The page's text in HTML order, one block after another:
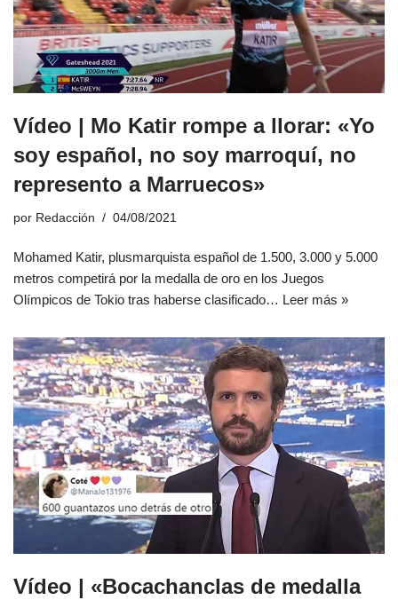
Vídeo | Mo Katir rompe a llorar: «Yo
soy español, no soy marroquí, no
represento a Marruecos»
por Redacción 04/08/2021
Mohamed Katir, plusmarquista español de 1.500, 3.000 y 5.000
metros competirá por la medalla de oro en los Juegos
Olímpicos de Tokio tras haberse clasificado… Leer más »
Vídeo | «Bocachanclas de medalla